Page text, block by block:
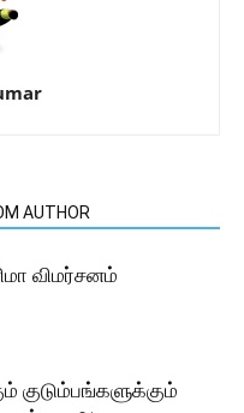
AUTHOR
விமர்சனம்
குடும்பங்களுக்கும்